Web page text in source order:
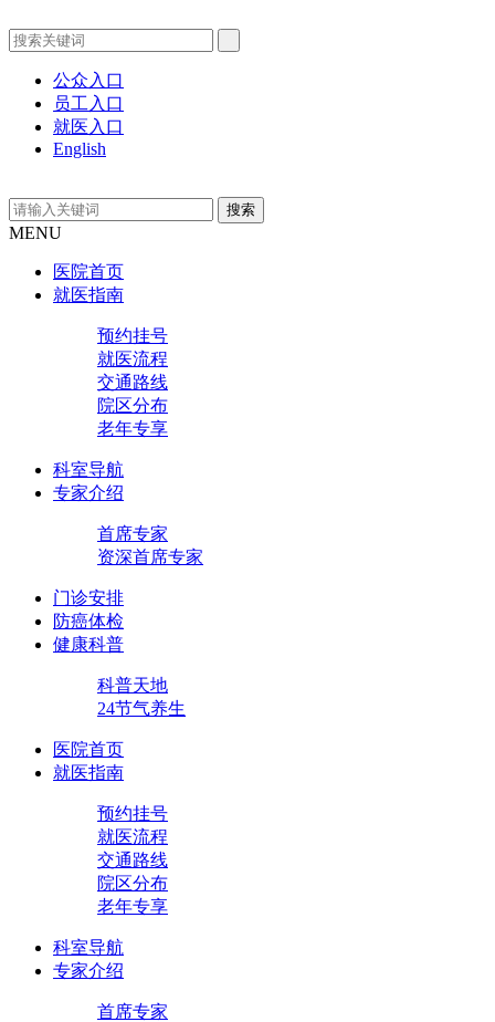
公众入口
员工入口
就医入口
English
MENU
医院首页
就医指南
预约挂号
就医流程
交通路线
院区分布
老年专享
科室导航
专家介绍
首席专家
资深首席专家
门诊安排
防癌体检
健康科普
科普天地
24节气养生
医院首页
就医指南
预约挂号
就医流程
交通路线
院区分布
老年专享
科室导航
专家介绍
首席专家